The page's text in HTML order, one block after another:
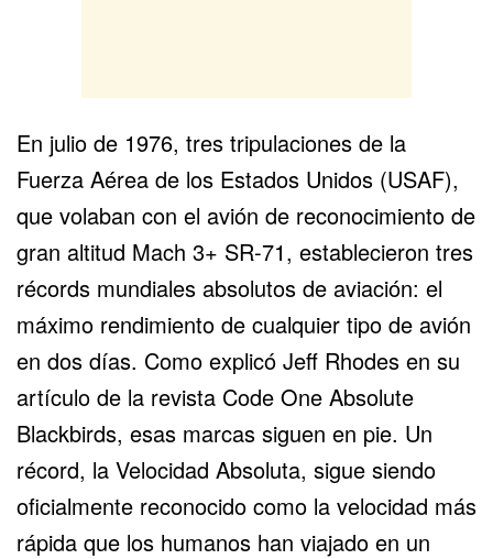
En julio de 1976, tres tripulaciones de la
Fuerza Aérea de los Estados Unidos (USAF),
que volaban con el avión de reconocimiento de
gran altitud Mach 3+ SR-71, establecieron tres
récords mundiales absolutos de aviación: el
máximo rendimiento de cualquier tipo de avión
en dos días. Como explicó Jeff Rhodes en su
artículo de la revista Code One Absolute
Blackbirds, esas marcas siguen en pie. Un
récord, la Velocidad Absoluta, sigue siendo
oficialmente reconocido como la velocidad más
rápida que los humanos han viajado en un